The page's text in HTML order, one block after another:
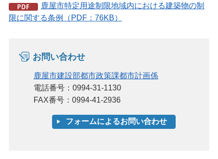
鹿屋市特定用途制限地域内における建築物の制
限に関する条例（PDF：76KB）
お問い合わせ
鹿屋市建設部都市政策課都市計画係
電話番号：0994-31-1130
FAX番号：0994-41-2936